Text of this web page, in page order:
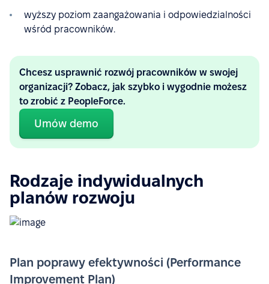
wyższy poziom zaangażowania i odpowiedzialności
wśród pracowników.
Chcesz usprawnić rozwój pracowników w swojej
organizacji? Zobacz, jak szybko i wygodnie możesz
to zrobić z PeopleForce.
Umów demo
Rodzaje indywidualnych
planów rozwoju
Plan poprawy efektywności (Performance
Improvement Plan)